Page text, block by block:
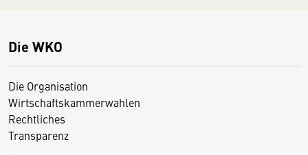
Die WKO
Die Organisation
Wirtschaftskammerwahlen
Rechtliches
Transparenz